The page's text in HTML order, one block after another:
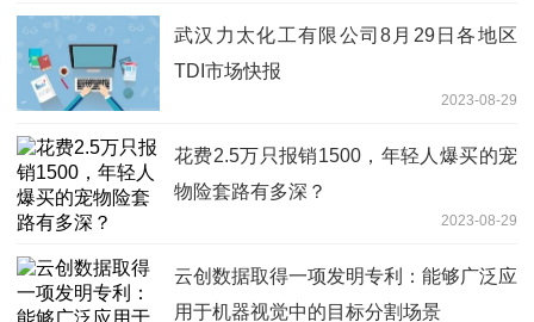
武汉力太化工有限公司8月29日各地区
TDI市场快报
2023-08-29
花费2.5万只报销1500，年轻人爆买的宠
物险套路有多深？
2023-08-29
云创数据取得一项发明专利：能够广泛应
用于机器视觉中的目标分割场景